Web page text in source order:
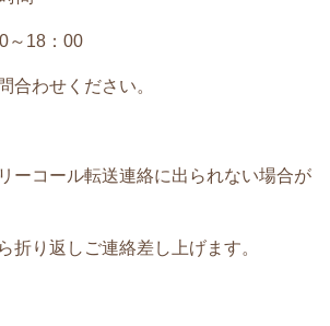
～18：00
合わせください。
ーコール転送連絡に出られない場合が
折り返しご連絡差し上げます。